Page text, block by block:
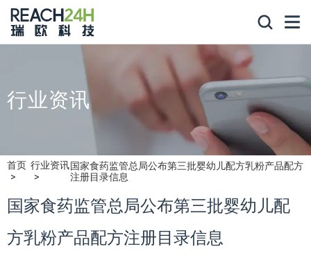
行业资讯
首页 行业资讯国家食药监管总局公布第三批婴幼儿配方乳粉产品配方
注册目录信息
国家食药监管总局公布第三批婴幼儿配
方乳粉产品配方注册目录信息